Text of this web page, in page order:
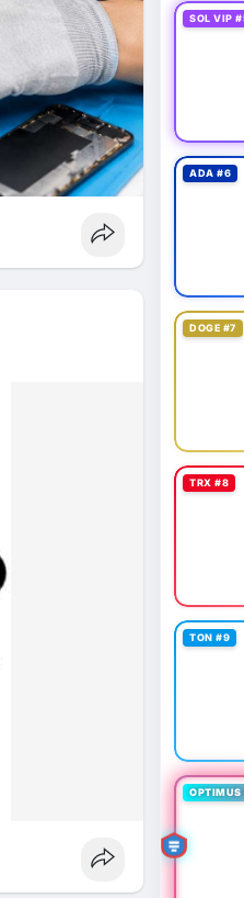
SOL VIP
ADA #6
DOGE #7
TRX #8
TON #9
OPTIMUS